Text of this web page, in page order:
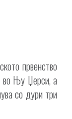
првенство
во Њу Џерси, а
со дури три